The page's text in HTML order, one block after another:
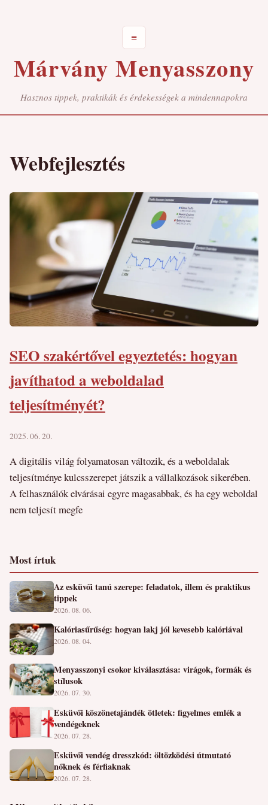
≡
Márvány Menyasszony
Hasznos tippek, praktikák és érdekességek a mindennapokra
Webfejlesztés
SEO szakértővel egyeztetés: hogyan
javíthatod a weboldalad
teljesítményét?
2025. 06. 20.
A digitális világ folyamatosan változik, és a weboldalak
teljesítménye kulcsszerepet játszik a vállalkozások sikerében.
A felhasználók elvárásai egyre magasabbak, és ha egy weboldal
nem teljesít megfe
Most írtuk
Az esküvői tanú szerepe: feladatok, illem és praktikus
tippek
2026. 08. 06.
Kalóriasűrűség: hogyan lakj jól kevesebb kalóriával
2026. 08. 04.
Menyasszonyi csokor kiválasztása: virágok, formák és
stílusok
2026. 07. 30.
Esküvői köszönetajándék ötletek: figyelmes emlék a
vendégeknek
2026. 07. 28.
Esküvői vendég dresszkód: öltözködési útmutató
nőknek és férfiaknak
2026. 07. 28.